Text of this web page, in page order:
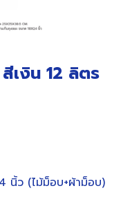
เงิน 12 ลิตร